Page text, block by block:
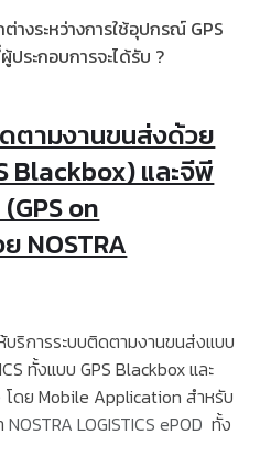
างระหว่างการใช้อุปกรณ์ GPS
ประกอบการจะได้รับ ?
ตามงานขนส่งด้วย
Blackbox) และจีพี
on
NOSTRA
การระบบติดตามงานขนส่งแบบ
ทั้งแบบ GPS Blackboxและ
โดย Mobile Applicationสำหรับ
NOSTRA LOGISTICS ePOD ทั้ง